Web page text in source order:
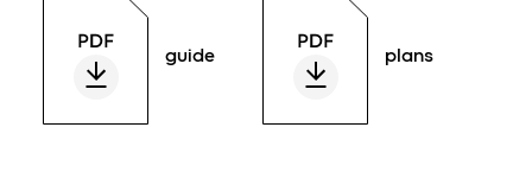
guide plans